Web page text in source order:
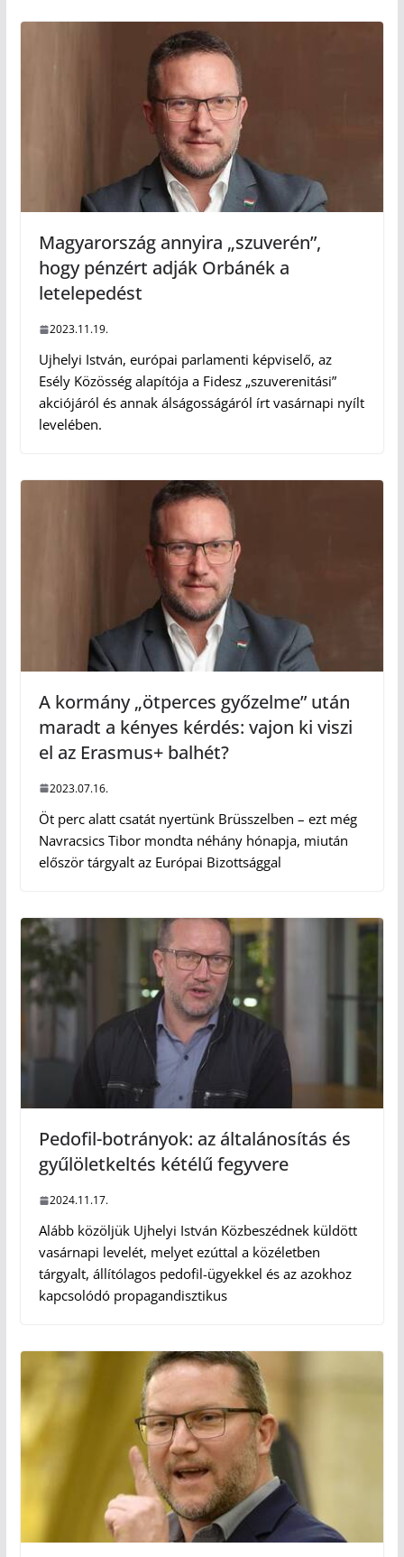
Magyarország annyira „szuverén”,
hogy pénzért adják Orbánék a
letelepedést
2023.11.19.
Ujhelyi István, európai parlamenti képviselő, az
Esély Közösség alapítója a Fidesz „szuverenitási”
akciójáról és annak álságosságáról írt vasárnapi nyílt
levelében.
A kormány „ötperces győzelme” után
maradt a kényes kérdés: vajon ki viszi
el az Erasmus+ balhét?
2023.07.16.
Öt perc alatt csatát nyertünk Brüsszelben – ezt még
Navracsics Tibor mondta néhány hónapja, miután
először tárgyalt az Európai Bizottsággal
Pedofil-botrányok: az általánosítás és
gyűlöletkeltés kétélű fegyvere
2024.11.17.
Alább közöljük Ujhelyi István Közbeszédnek küldött
vasárnapi levelét, melyet ezúttal a közéletben
tárgyalt, állítólagos pedofil-ügyekkel és az azokhoz
kapcsolódó propagandisztikus